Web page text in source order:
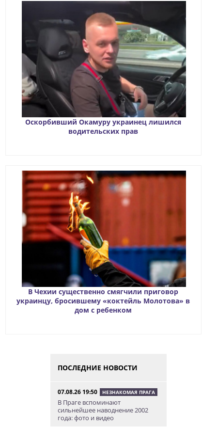
Оскорбивший Окамуру украинец лишился
водительских прав
В Чехии существенно смягчили приговор
украинцу, бросившему «коктейль Молотова» в
дом с ребенком
ПОСЛЕДНИЕ НОВОСТИ
07.08.26 19:50 НЕЗНАКОМАЯ ПРАГА
В Праге вспоминают
сильнейшее наводнение 2002
года: фото и видео